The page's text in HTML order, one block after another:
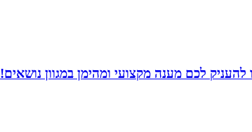
לכם מענה מקצועי ומהימן במגוון נושאים!